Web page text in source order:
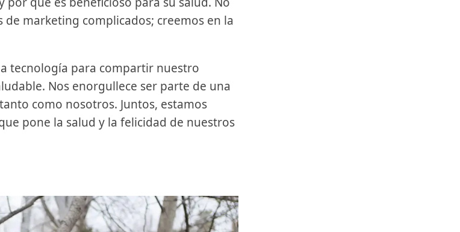
marketing complicados; creemos en la
tecnología para compartir nuestro
Nos enorgullece ser parte de una
como nosotros. Juntos, estamos
pone la salud y la felicidad de nuestros